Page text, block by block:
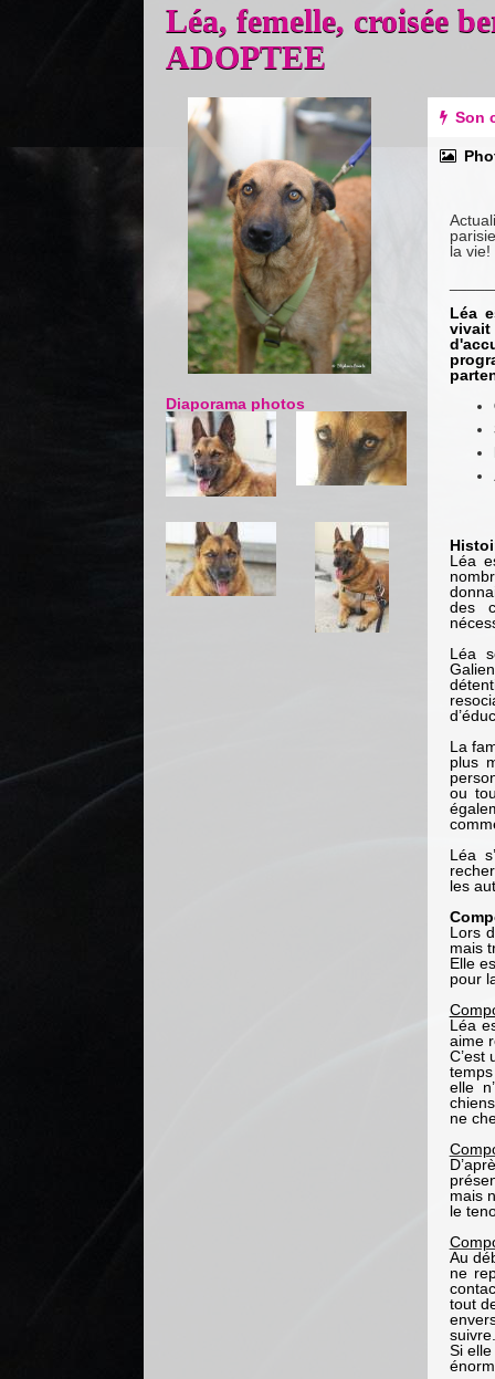
Léa, femelle, croisée
ADOPTEE
Previous
Diaporama photos
Son
la vie!
Léa
Léa
des
Léa
La
plus
ou
Léa
les
Lors
mais
Elle
pour
Léa
aime
C’est
elle
ne
mais
le
Au
ne
tout
suivre.
Si